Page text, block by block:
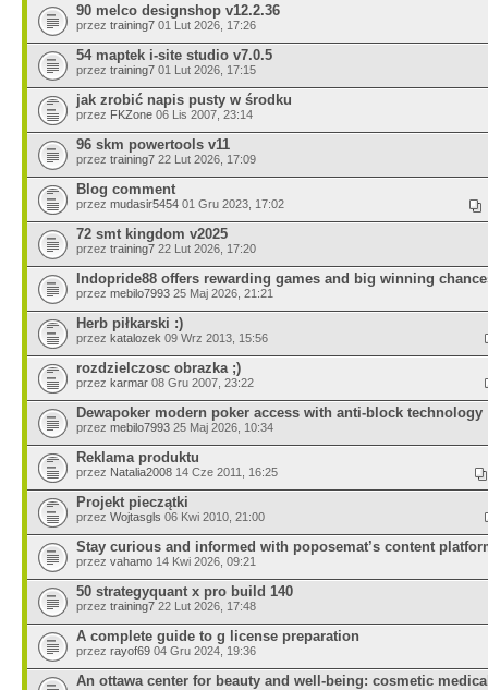
90 melco designshop v12.2.36
przez training7 01 Lut 2026, 17:26
54 maptek i-site studio v7.0.5
przez training7 01 Lut 2026, 17:15
jak zrobić napis pusty w środku
przez FKZone 06 Lis 2007, 23:14
96 skm powertools v11
przez training7 22 Lut 2026, 17:09
Blog comment
przez mudasir5454 01 Gru 2023, 17:02
72 smt kingdom v2025
przez training7 22 Lut 2026, 17:20
Indopride88 offers rewarding games and big winning
przez mebilo7993 25 Maj 2026, 21:21
Herb piłkarski :)
przez katalozek 09 Wrz 2013, 15:56
rozdzielczosc obrazka ;)
przez karmar 08 Gru 2007, 23:22
Dewapoker modern poker access with anti-block technology
przez mebilo7993 25 Maj 2026, 10:34
Reklama produktu
przez Natalia2008 14 Cze 2011, 16:25
Projekt pieczątki
przez Wojtasgls 06 Kwi 2010, 21:00
Stay curious and informed with poposemat’s content
przez vahamo 14 Kwi 2026, 09:21
50 strategyquant x pro build 140
przez training7 22 Lut 2026, 17:48
A complete guide to g license preparation
przez rayof69 04 Gru 2024, 19:36
An ottawa center for beauty and well-being: cosmetic